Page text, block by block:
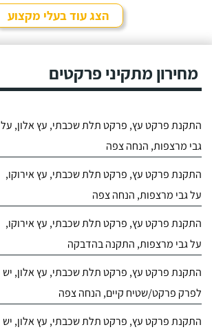
הצג עוד בעלי מקצוע
מחירון מתקיני פרקטים
התקנת פרקט עץ, פרקט תלת שכבתי, עץ אלון, על
גבי מרצפות, הנחה צפה
התקנת פרקט עץ, פרקט תלת שכבתי, עץ אירוקו,
על גבי מרצפות, הנחה צפה
התקנת פרקט עץ, פרקט תלת שכבתי, עץ אירוקו,
על גבי מרצפות, התקנה בהדבקה
התקנת פרקט עץ, פרקט תלת שכבתי, עץ אלון, יש
לפרק פרקט/שטיח קיים, הנחה צפה
התקנת פרקט עץ, פרקט תלת שכבתי, עץ אלון, יש